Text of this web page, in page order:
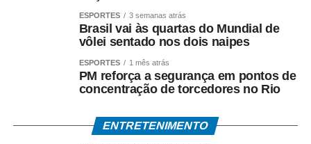
ESPORTES 3 semanas atrás
Brasil vai às quartas do Mundial de
vôlei sentado nos dois naipes
ESPORTES 1 mês atrás
PM reforça a segurança em pontos de
concentração de torcedores no Rio
ENTRETENIMENTO